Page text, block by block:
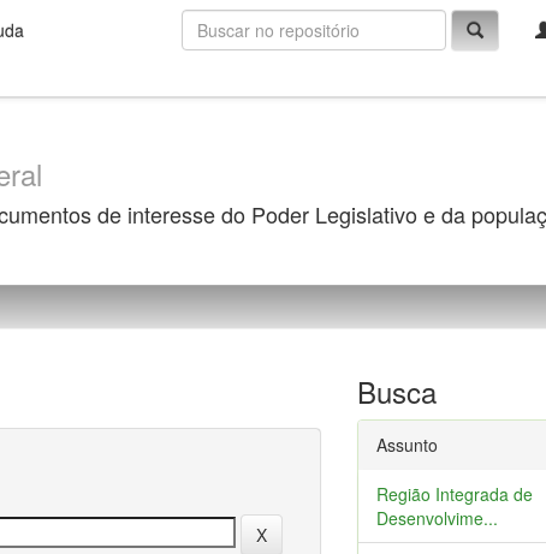
de interesse do Poder Legislativo e da
Busca
Assunto
Região Integrada de
Desenvolvime...